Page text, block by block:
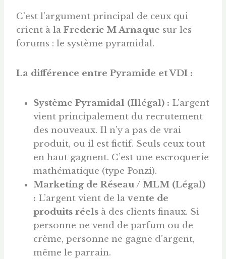
C’est l’argument principal de ceux qui
crient à la Frederic M Arnaque sur les
forums : le système pyramidal.
La différence entre Pyramide et VDI :
Système Pyramidal (Illégal) : L’argent
vient principalement du recrutement
des nouveaux. Il n’y a pas de vrai
produit, ou il est fictif. Seuls ceux tout
en haut gagnent. C’est une escroquerie
mathématique (type Ponzi).
Marketing de Réseau / MLM (Légal)
: L’argent vient de la vente de
produits réels à des clients finaux. Si
personne ne vend de parfum ou de
crème, personne ne gagne d’argent,
même le parrain.